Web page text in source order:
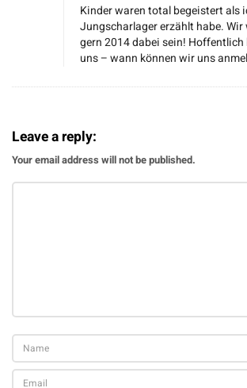
i
d
i
o
1
4
:
t
l
o
Kinder waren total begeistert als
Jungscharlager erzählt habe.
gern 2014 dabei sein!
uns – wann können wir uns
Leave a reply:
Your email address will not be published.